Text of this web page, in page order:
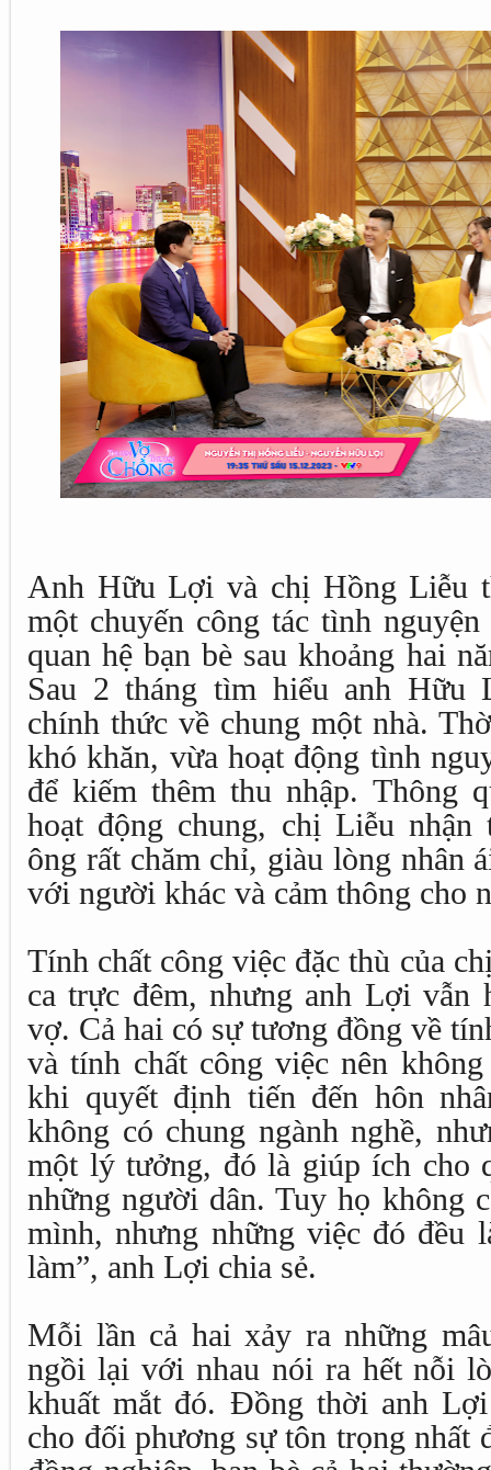
Anh Hữu Lợi và chị Hồng Liễu
một chuyến công tác tình
quan hệ bạn bè sau khoảng hai
Sau 2 tháng tìm hiểu anh
chính thức về chung một nhà.
khó khăn, vừa hoạt động tình
để kiếm thêm thu nhập. Thông
hoạt động chung, chị Liễu
ông rất chăm chỉ, giàu lòng nhân
với người khác và cảm thông cho
Tính chất công việc đặc thù của
ca trực đêm, nhưng anh Lợi vẫn
vợ. Cả hai có sự tương đồng về
và tính chất công việc nên
khi quyết định tiến đến hôn
không có chung ngành nghề,
một lý tưởng, đó là giúp ích cho
những người dân. Tuy họ không
mình, nhưng những việc đó đều
làm”, anh Lợi chia sẻ.
Mỗi lần cả hai xảy ra những
ngồi lại với nhau nói ra hết nỗi
khuất mắt đó. Đồng thời anh
cho đối phương sự tôn trọng nhất